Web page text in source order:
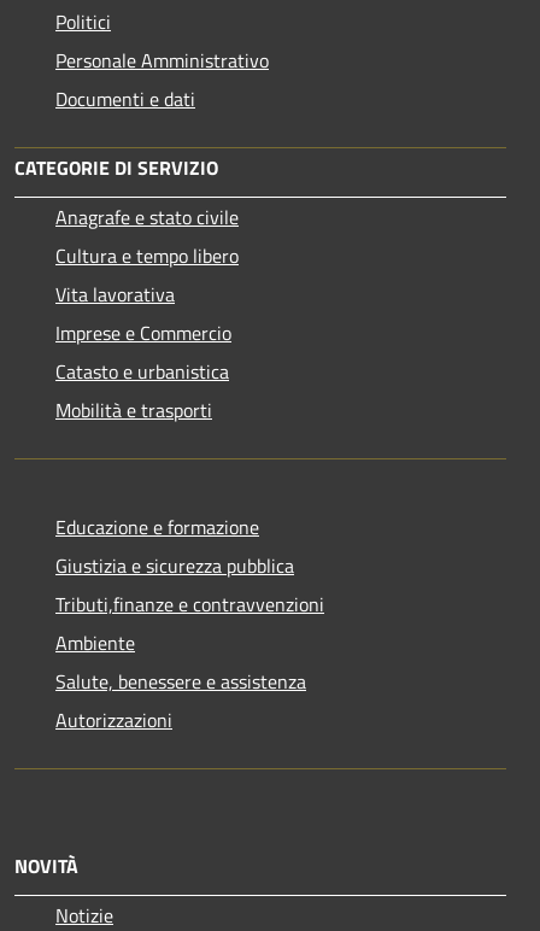
Politici
Personale Amministrativo
Documenti e dati
CATEGORIE DI SERVIZIO
Anagrafe e stato civile
Cultura e tempo libero
Vita lavorativa
Imprese e Commercio
Catasto e urbanistica
Mobilità e trasporti
Educazione e formazione
Giustizia e sicurezza pubblica
Tributi,finanze e contravvenzioni
Ambiente
Salute, benessere e assistenza
Autorizzazioni
NOVITÀ
Notizie